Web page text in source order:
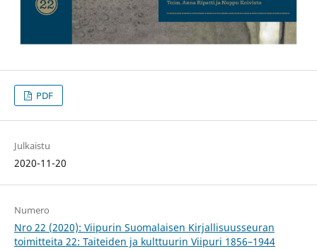
PDF
Julkaistu
2020-11-20
Numero
Nro 22 (2020): Viipurin Suomalaisen Kirjallisuusseuran
toimitteita 22: Taiteiden ja kulttuurin Viipuri 1856–1944